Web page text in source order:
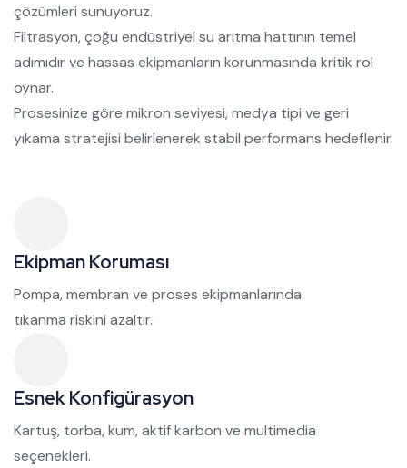
çözümleri sunuyoruz.
Filtrasyon, çoğu endüstriyel su arıtma hattının temel
adımıdır ve hassas ekipmanların korunmasında kritik rol
oynar.
Prosesinize göre mikron seviyesi, medya tipi ve geri
yıkama stratejisi belirlenerek stabil performans hedeflenir.
Ekipman Koruması
Pompa, membran ve proses ekipmanlarında
tıkanma riskini azaltır.
Esnek Konfigürasyon
Kartuş, torba, kum, aktif karbon ve multimedia
seçenekleri.